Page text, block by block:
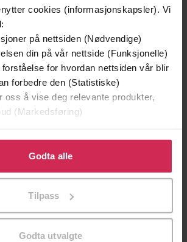
cookies (informasjonskapsler). Vi
på nettsiden (Nødvendige)
din på vår nettside (Funksjonelle)
for hvordan nettsiden vår blir
forbedre den (Statistiske)
oss å vise deg relevante produkter,
(Markedsføring)
for å gi oss ditt samtykke til å
alle disse formålene. Du kan også
til spesifikke formål ved å klikke
Godta alle
Tilpass
Godta utvalgte
Tvilen